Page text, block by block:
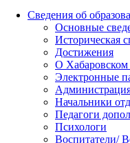
Сведения об
Основные
Историческая
Достижения
О Хабаровском
Электронные
Начальники
Педагоги
Психологи
Воспитатели/